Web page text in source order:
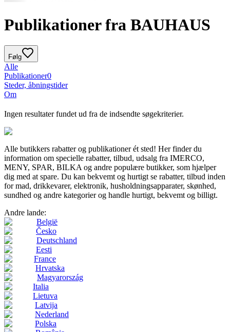
Publikationer fra BAUHAUS
Følg
Alle
Publikationer0
Steder, åbningstider
Om
Ingen resultater fundet ud fra de indsendte søgekriterier.
Alle butikkers rabatter og publikationer ét sted! Her finder du
information om specielle rabatter, tilbud, udsalg fra IMERCO,
MENY, SPAR, BILKA og andre populære butikker, som hjælper
dig med at spare. Du kan bekvemt og hurtigt se rabatter, tilbud inden
for mad, drikkevarer, elektronik, husholdningsapparater, skønhed,
sundhed og andre kategorier og handle hurtigt, bekvemt og billigt.
Andre lande:
België
Česko
Deutschland
Eesti
France
Hrvatska
Magyarország
Italia
Lietuva
Latvija
Nederland
Polska